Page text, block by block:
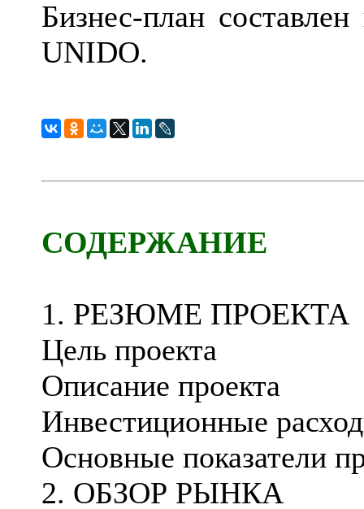
Бизнес-план
UNIDO.
СОДЕРЖАНИЕ
1. РЕЗЮМЕ ПРОЕКТА
Цель проекта
Описание проекта
Инвестиционные
Основные показатели
2. ОБЗОР РЫНКА